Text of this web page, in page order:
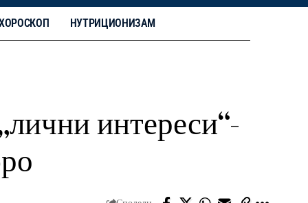
НУТРИЦИОНИЗАМ
интереси“-